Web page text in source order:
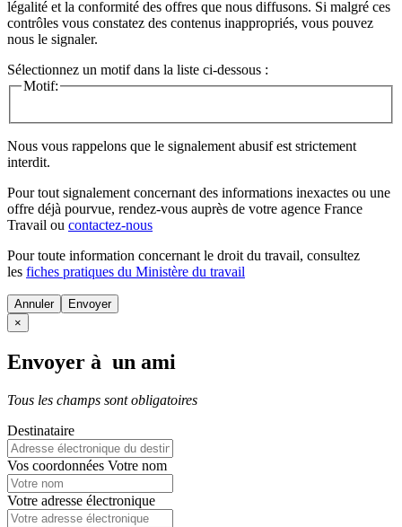
légalité et la conformité des offres que nous diffusons. Si malgré ces
contrôles vous constatez des contenus inappropriés, vous pouvez
nous le signaler.
Sélectionnez un motif dans la liste ci-dessous :
Motif:
Nous vous rappelons que le signalement abusif est strictement
interdit.
Pour tout signalement concernant des informations inexactes ou une
offre déjà pourvue, rendez-vous auprès de votre agence France
Travail ou contactez-nous
Pour toute information concernant le droit du travail, consultez
les fiches pratiques du Ministère du travail
Annuler
×
Envoyer à un ami
Tous les champs sont obligatoires
Destinataire
Vos coordonnées Votre nom
Votre adresse électronique